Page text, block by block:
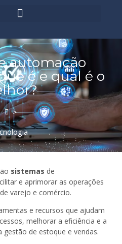
automação
é e qual é o
>
sistemas de
e aprimorar as operações
varejo e comércio.
e recursos que ajudam
melhorar a eficiência e a
de estoque e vendas.